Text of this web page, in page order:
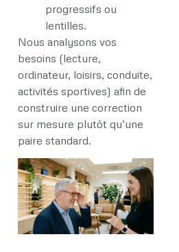
progressifs ou
lentilles.
Nous analysons vos
besoins (lecture,
ordinateur, loisirs, conduite,
activités sportives) afin de
construire une correction
sur mesure plutôt qu’une
paire standard.